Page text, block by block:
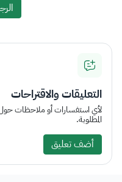
التعليقات والاقتراحات
لأي استفسارات أو ملاحظات
المطلوبة.
أضف تعليق